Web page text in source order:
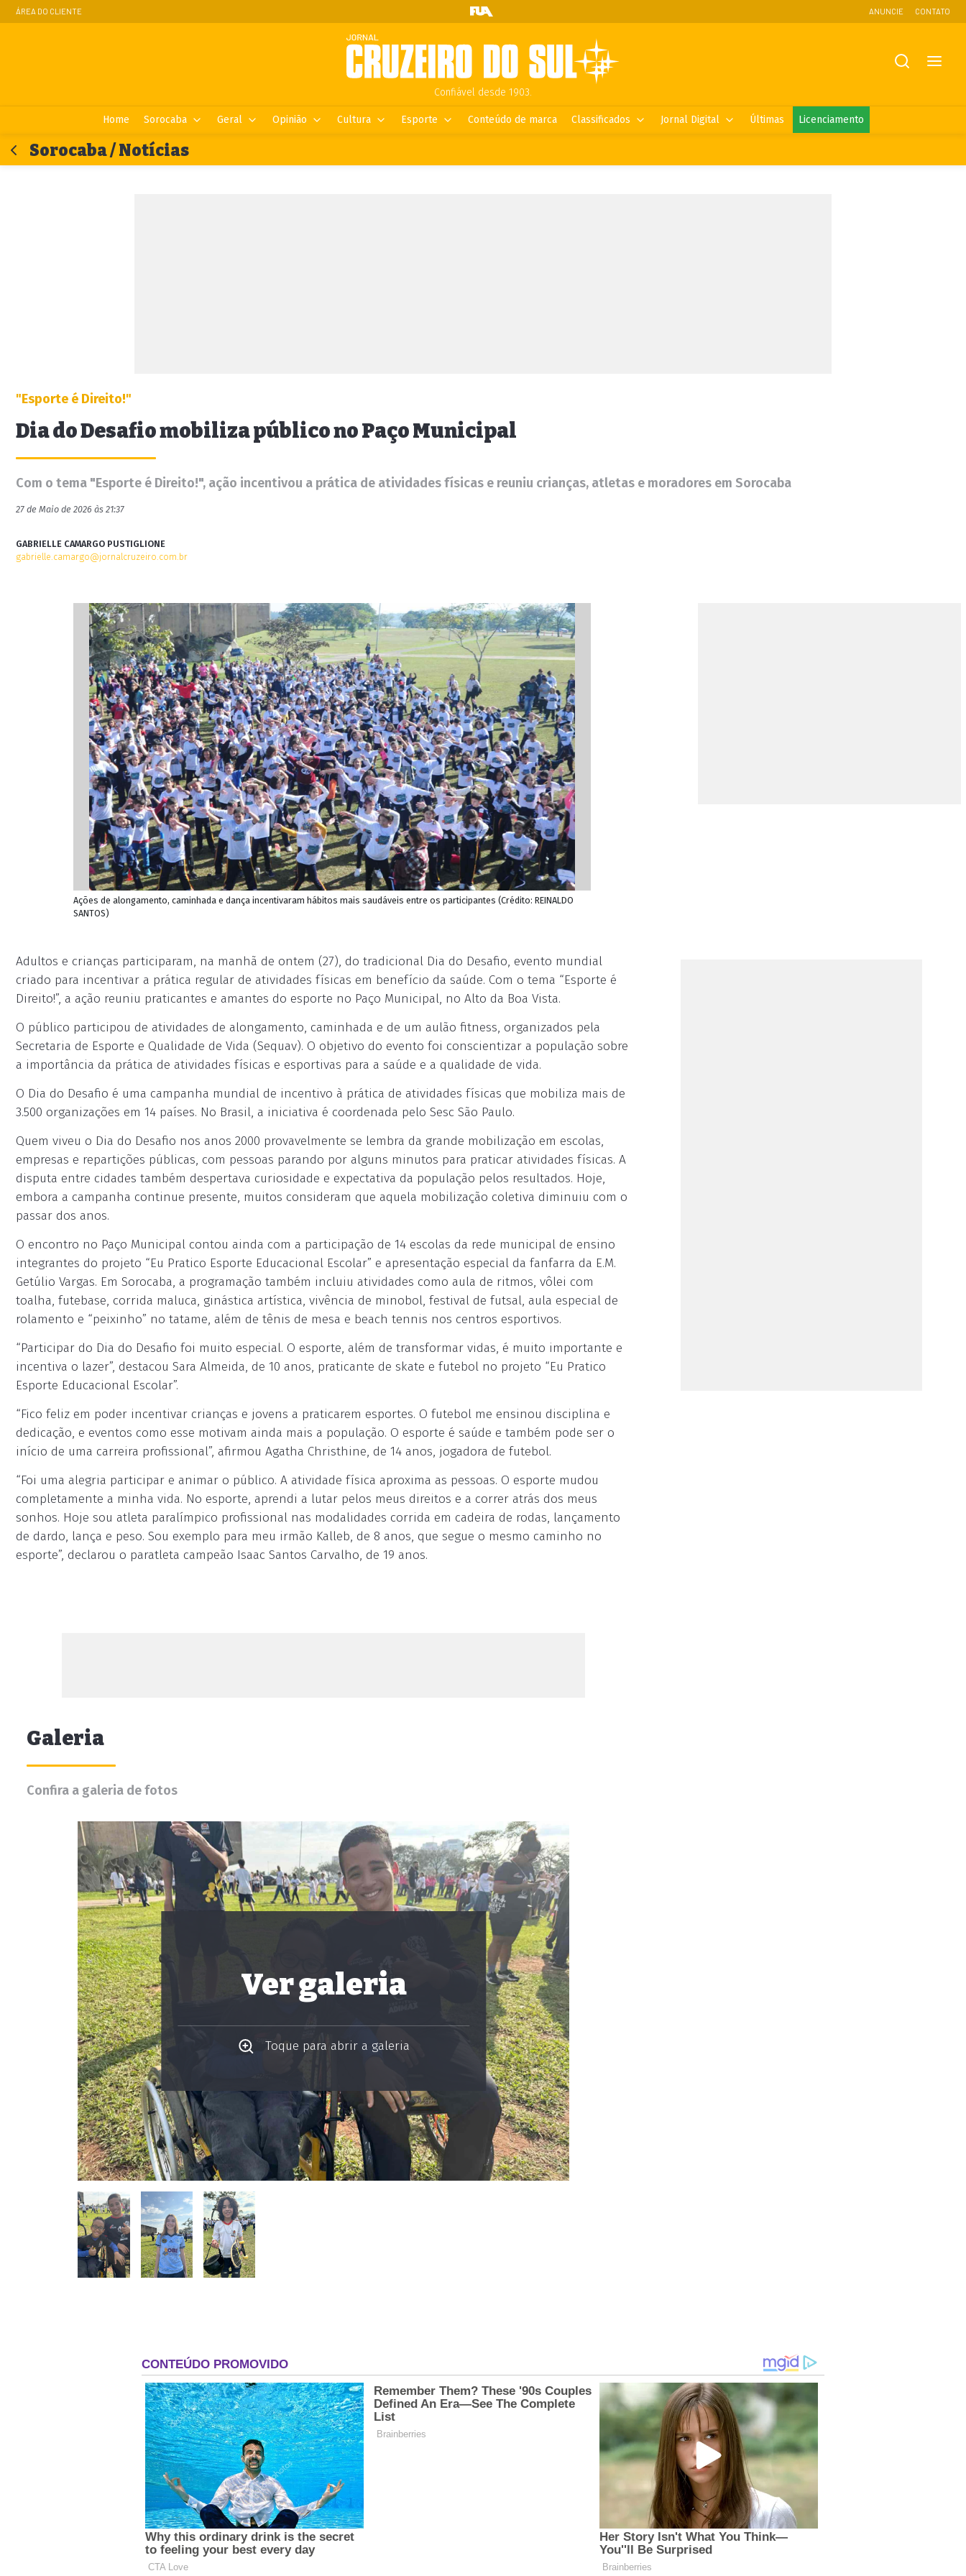
ÁREA DO CLIENTE ANUNCIE CONTATO
Confiável desde 1903.
Home Sorocaba Geral Opinião Cultura Esporte Conteúdo de marca Classificados Jornal Digital Últimas Licenciamento
Sorocaba / Notícias
"Esporte é Direito!"
Dia do Desafio mobiliza público no Paço Municipal
Com o tema "Esporte é Direito!", ação incentivou a prática de atividades físicas e reuniu crianças, atletas e moradores em Sorocaba
27 de Maio de 2026 às 21:37
GABRIELLE CAMARGO PUSTIGLIONE
gabrielle.camargo@jornalcruzeiro.com.br
Ações de alongamento, caminhada e dança incentivaram hábitos mais saudáveis entre os participantes (Crédito: REINALDO
SANTOS)
Adultos e crianças participaram, na manhã de ontem (27), do tradicional Dia do Desafio, evento mundial
criado para incentivar a prática regular de atividades físicas em benefício da saúde. Com o tema “Esporte é
Direito!”, a ação reuniu praticantes e amantes do esporte no Paço Municipal, no Alto da Boa Vista.
O público participou de atividades de alongamento, caminhada e de um aulão fitness, organizados pela
Secretaria de Esporte e Qualidade de Vida (Sequav). O objetivo do evento foi conscientizar a população sobre
a importância da prática de atividades físicas e esportivas para a saúde e a qualidade de vida.
O Dia do Desafio é uma campanha mundial de incentivo à prática de atividades físicas que mobiliza mais de
3.500 organizações em 14 países. No Brasil, a iniciativa é coordenada pelo Sesc São Paulo.
Quem viveu o Dia do Desafio nos anos 2000 provavelmente se lembra da grande mobilização em escolas,
empresas e repartições públicas, com pessoas parando por alguns minutos para praticar atividades físicas. A
disputa entre cidades também despertava curiosidade e expectativa da população pelos resultados. Hoje,
embora a campanha continue presente, muitos consideram que aquela mobilização coletiva diminuiu com o
passar dos anos.
O encontro no Paço Municipal contou ainda com a participação de 14 escolas da rede municipal de ensino
integrantes do projeto “Eu Pratico Esporte Educacional Escolar” e apresentação especial da fanfarra da E.M.
Getúlio Vargas. Em Sorocaba, a programação também incluiu atividades como aula de ritmos, vôlei com
toalha, futebase, corrida maluca, ginástica artística, vivência de minobol, festival de futsal, aula especial de
rolamento e “peixinho” no tatame, além de tênis de mesa e beach tennis nos centros esportivos.
“Participar do Dia do Desafio foi muito especial. O esporte, além de transformar vidas, é muito importante e
incentiva o lazer”, destacou Sara Almeida, de 10 anos, praticante de skate e futebol no projeto “Eu Pratico
Esporte Educacional Escolar”.
“Fico feliz em poder incentivar crianças e jovens a praticarem esportes. O futebol me ensinou disciplina e
dedicação, e eventos como esse motivam ainda mais a população. O esporte é saúde e também pode ser o
início de uma carreira profissional”, afirmou Agatha Christhine, de 14 anos, jogadora de futebol.
“Foi uma alegria participar e animar o público. A atividade física aproxima as pessoas. O esporte mudou
completamente a minha vida. No esporte, aprendi a lutar pelos meus direitos e a correr atrás dos meus
sonhos. Hoje sou atleta paralímpico profissional nas modalidades corrida em cadeira de rodas, lançamento
de dardo, lança e peso. Sou exemplo para meu irmão Kalleb, de 8 anos, que segue o mesmo caminho no
esporte”, declarou o paratleta campeão Isaac Santos Carvalho, de 19 anos.
Galeria
Confira a galeria de fotos
Ver galeria
Toque para abrir a galeria